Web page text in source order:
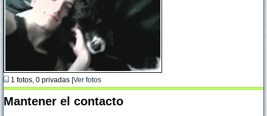
1 fotos, 0 privadas | Ver fotos
Mantener el contacto